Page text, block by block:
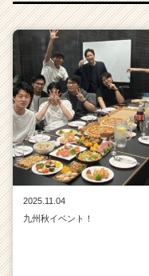
2025.11.04
九州秋イベント！